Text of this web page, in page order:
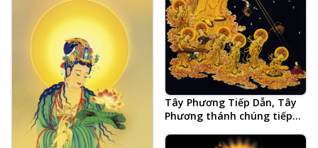
Tây Phương Tiếp Dẫn, Tây
Phương thánh chúng tiếp
Cực Lạc, A Di Đà Phật, Quan